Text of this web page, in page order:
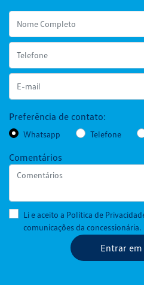
Preferência de contato:
Whatsapp Telefone
Comentários
Li e aceito a Política de
comunicações da concessionária.
Entrar